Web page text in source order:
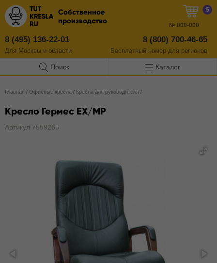
Собственное
производство
8 (495) 136-22-01
Для Москвы и области
8 (800) 700-46-65
Бесплатный номер для регионов
5
№ 000-000
Поиск Каталог
Главная / Офисные кресла / Кресла для руководителя /
Кресло Гермес EX/MP
Артикул 7559265